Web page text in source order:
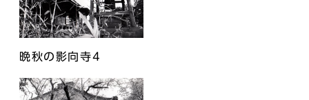
晩秋の影向寺4